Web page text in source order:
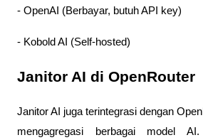
- OpenAI (Berbayar, butuh API key)
- Kobold AI (Self-hosted)
Janitor AI di OpenRouter
Janitor AI juga terintegrasi dengan
mengagregasi berbagai model